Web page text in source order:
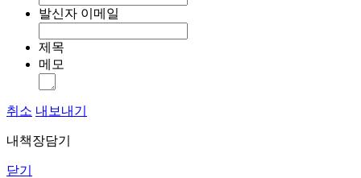
발신자 이메일
제목
메모
취소 내보내기
내책장담기
닫기